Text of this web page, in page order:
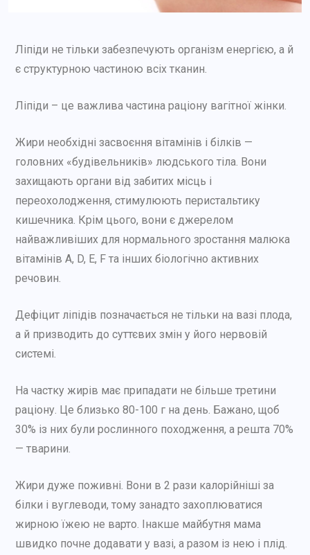
Ліпіди не тільки забезпечують організм енергією, а й
є структурною частиною всіх тканин.
Ліпіди – це важлива частина раціону вагітної жінки.
Жири необхідні засвоєння вітамінів і білків —
головних «будівельників» людського тіла. Вони
захищають органи від забитих місць і
переохолодження, стимулюють перистальтику
кишечника. Крім цього, вони є джерелом
найважливіших для нормального зростання малюка
вітамінів А, D, Е, F та інших біологічно активних
речовин.
Дефіцит ліпідів позначається не тільки на вазі плода,
а й призводить до суттєвих змін у його нервовій
системі.
На частку жирів має припадати не більше третини
раціону. Це близько 80-100 г на день. Бажано, щоб
30% із них були рослинного походження, а решта 70%
— тварини.
Жири дуже поживні. Вони в 2 рази калорійніші за
білки і вуглеводи, тому занадто захоплюватися
жирною їжею не варто. Інакше майбутня мама
швидко почне додавати у вазі, а разом із нею і плід.